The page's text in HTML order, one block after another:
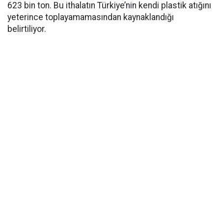
623 bin ton. Bu ithalatın Türkiye’nin kendi plastik atığını
yeterince toplayamamasından kaynaklandığı
belirtiliyor.